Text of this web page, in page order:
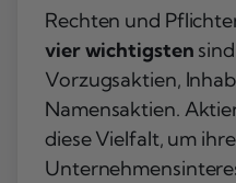
Rechten und
vier wichtigsten
Vorzugsaktien,
Namensaktien.
diese Vielfalt, um